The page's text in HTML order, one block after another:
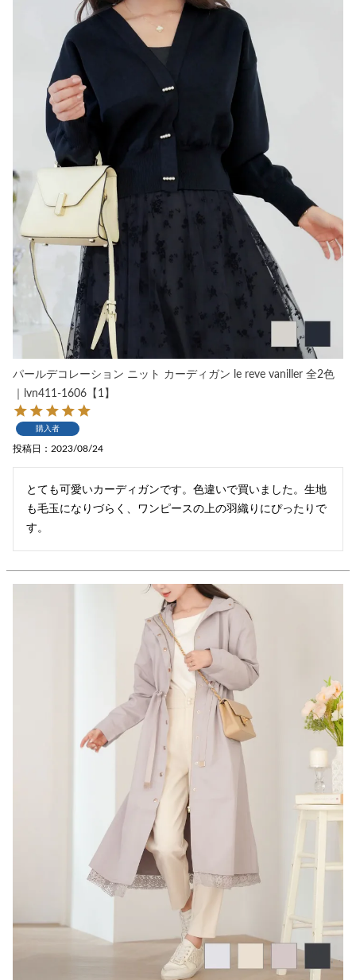
パールデコレーション ニット カーディガン le reve vaniller 全2色
｜lvn411-1606【1】
購入者
投稿日 2023/08/24
とても可愛いカーディガンです。色違いで買いました。生地
も毛玉になりづらく、ワンピースの上の羽織りにぴったりで
す。